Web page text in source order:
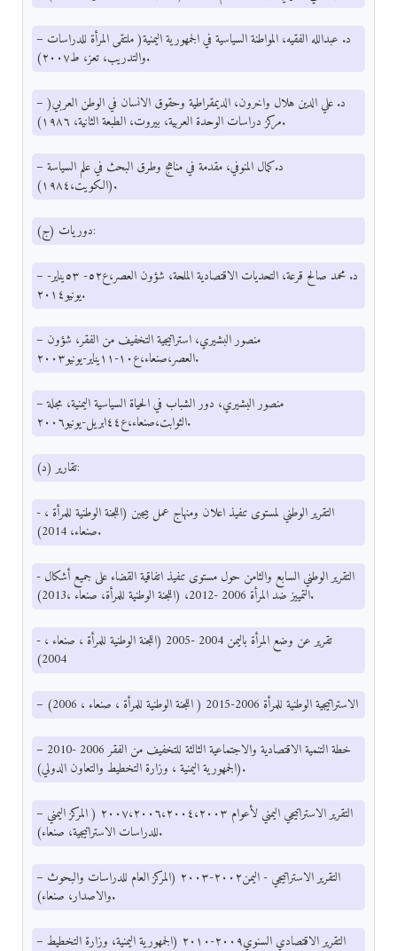
– د. عبدالله الفقيه، المواطنة السياسية في الجمهورية اليمنية( ملتقى المرأة للدراسات
والتدريب، تعز، ط٢٠٠٧).
– د. علي الدين هلال واخرون، الديمقراطية وحقوق الانسان في الوطن العربي(
مركز دراسات الوحدة العربية، بيروت، الطبعة الثانية، ١٩٨٦).
– د.كمال المنوفي، مقدمة في مناهج وطرق البحث في علم السياسة
(الكويت،١٩٨٤).
(ج) دوريات:
– د. محمد صالح قرعة، التحديات الاقتصادية الملحة، شؤون العصر،ع٥٢- ٥٣يناير-
يونيو٢٠١٤.
– منصور البشيري، استراتيجية التخفيف من الفقر، شؤون
العصر،صنعاء،ع١٠-١١يناير-يونيو٢٠٠٣.
– منصور البشيري، دور الشباب في الحياة السياسية اليمنية، مجلة
الثوابت،صنعاء،ع٤٤ابريل-يونيو٢٠٠٦.
(د) تقارير:
- التقرير الوطني لمستوى تنفيذ اعلان ومنهاج عمل بيجين (اللجنة الوطنية للمرأة ،
صنعاء، 2014).
- التقرير الوطني السابع والثامن حول مستوى تنفيذ اتفاقية القضاء على جميع أشكال
التمييز ضد المرأة 2006 -2012، (اللجنة الوطنية للمرأة، صنعاء ،2013).
- تقرير عن وضع المرأة باليمن 2004 -2005 (اللجنة الوطنية للمرأة ، صنعاء ،
2004)
– الاستراتيجية الوطنية للمرأة 2006-2015 ( اللجنة الوطنية للمرأة ، صنعاء ، 2006)
– خطة التنمية الاقتصادية والاجتماعية الثالثة للتخفيف من الفقر 2006 -2010
(الجمهورية اليمنية ، وزارة التخطيط والتعاون الدولي).
– التقرير الاستراتيجي اليمني لأعوام ٢٠٠٧،٢٠٠٦،٢٠٠٤،٢٠٠٣ ( المركز اليمني
للدراسات الاستراتيجية، صنعاء).
– التقرير الاستراتيجي - اليمن٢٠٠٢-٢٠٠٣ (المركز العام للدراسات والبحوث
والاصدار، صنعاء).
– التقرير الاقتصادي السنوي٢٠٠٩-٢٠١٠ (الجمهورية اليمنية، وزارة التخطيط